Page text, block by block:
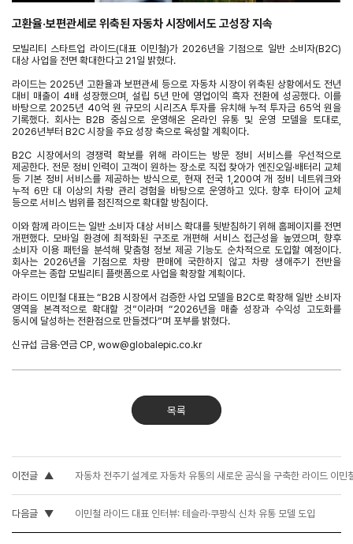
고환율·보편관세로 위축된 자동차 시장에서도 고성장 지속
모빌리티 스타트업 라이드(대표 이민철)가 2026년을 기점으로 일반 소비자(B2C)
대상 사업을 전면 확대한다고 21일 밝혔다.
라이드는 2025년 고환율과 보편관세 등으로 자동차 시장이 위축된 상황에서도 전년
대비 매출이 4배 성장했으며, 설립 5년 만에 영업이익 흑자 전환에 성공했다. 이를
바탕으로 2025년 40억 원 규모의 시리즈A 투자를 유치해 누적 투자금 65억 원을
기록했다. 회사는 B2B 중심으로 운영해온 온라인 유통 및 운영 모델을 토대로,
2026년부터 B2C 시장을 주요 성장 축으로 육성할 계획이다.
B2C 시장에서의 경쟁력 확보를 위해 라이드는 방문 정비 서비스를 우선적으로
제공한다. 전문 정비 인력이 고객이 원하는 장소로 직접 찾아가 엔진오일·배터리 교체
등 기본 정비 서비스를 제공하는 방식으로, 현재 전국 1,200여 개 정비 네트워크와
누적 6만 대 이상의 차량 관리 경험을 바탕으로 운영하고 있다. 향후 타이어 교체
등으로 서비스 범위를 점진적으로 확대할 방침이다.
이와 함께 라이드는 일반 소비자 대상 서비스 확대를 뒷받침하기 위해 홈페이지를 전면
개편했다. 모바일 환경에 최적화된 구조로 개편해 서비스 접근성을 높였으며, 향후
소비자 이용 패턴을 분석해 맞춤형 정보 제공 기능도 순차적으로 도입할 예정이다.
회사는 2026년을 기점으로 차량 판매에 국한하지 않고 차량 생애주기 전반을
아우르는 종합 모빌리티 플랫폼으로 사업을 확장할 계획이다.
라이드 이민철 대표는 “B2B 시장에서 검증한 사업 모델을 B2C로 확장해 일반 소비자
영역을 본격적으로 확대할 것”이라며 “2026년을 매출 성장과 수익성 고도화를
동시에 달성하는 전환점으로 만들겠다”며 포부를 밝혔다.
신규섭 금융·연금 CP, wow@globalepic.co.kr
목록
이전글 ▲ 자동차 전주기 설계로 자동차 유통의 새로운 공식을 구축한 라이드 이민
다음글 ▼ 이민철 라이드 대표 인터뷰: 테슬라·쿠팡식 신차 유통 모델 도입